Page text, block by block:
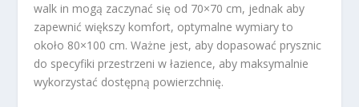
walk in mogą zaczynać się od 70×70 cm, jednak aby
zapewnić większy komfort, optymalne wymiary to
około 80×100 cm. Ważne jest, aby dopasować prysznic
do specyfiki przestrzeni w łazience, aby maksymalnie
wykorzystać dostępną powierzchnię.